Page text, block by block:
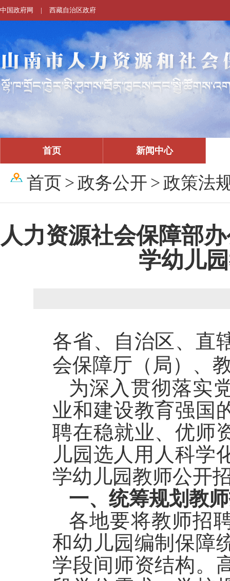
中国政府网 | 西藏自治区政府
首页 新闻中心
首页 > 政务公开 > 政策法
人力资源社会保障部
学幼儿
各省、自治区、直
会保障厅（局）、
为深入贯彻落实
业和建设教育强国
聘在稳就业、优师
儿园选人用人科学
学幼儿园教师公开
一、统筹规划教
各地要将教师招
和幼儿园编制保障
学段间师资结构。